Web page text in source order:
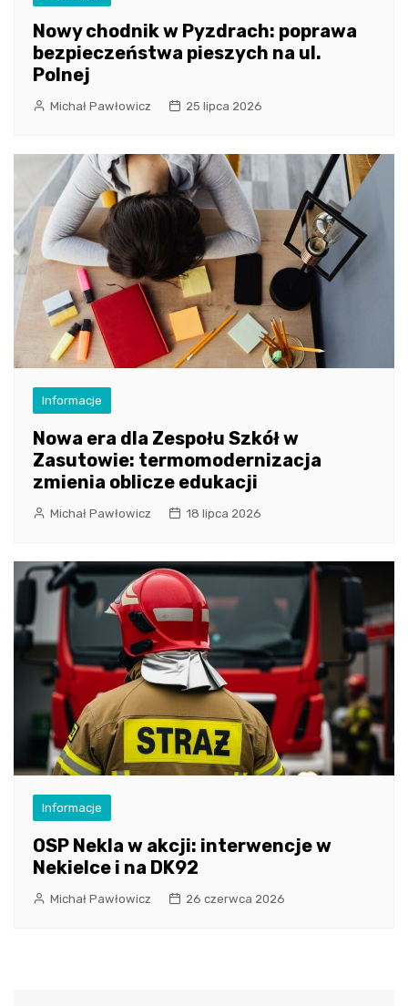
Nowy chodnik w Pyzdrach: poprawa
bezpieczeństwa pieszych na ul.
Polnej
Michał Pawłowicz 25 lipca 2026
Informacje
Nowa era dla Zespołu Szkół w
Zasutowie: termomodernizacja
zmienia oblicze edukacji
Michał Pawłowicz 18 lipca 2026
Informacje
OSP Nekla w akcji: interwencje w
Nekielce i na DK92
Michał Pawłowicz 26 czerwca 2026